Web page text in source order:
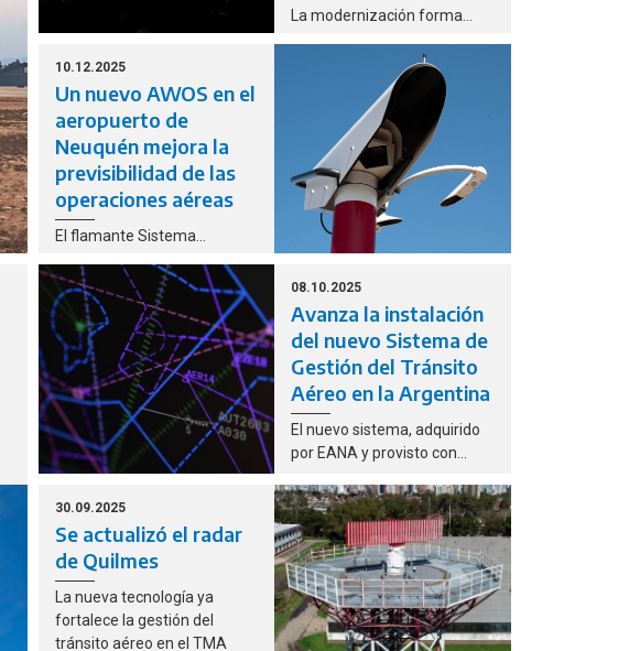
La modernización forma
de Actualización del Sistema
Radar y de Vigilancia Aérea,
que contempla la renovación
de 22 radares distribuidos en
todo el territorio nacional.
10.12.2025
Un nuevo AWOS en el
aeropuerto de
Neuquén mejora la
previsibilidad de las
operaciones aéreas
El flamante Sistema
Meteorológica instalado
beneficia la conectividad
aérea en la región y permite
reducir desvíos y
cancelaciones de vuelos por
cuestiones climáticas.
08.10.2025
Avanza la instalación
del nuevo Sistema de
Gestión del Tránsito
Aéreo en la Argentina
El nuevo sistema, adquirido
por EANA y provisto con
planificación, supervisión y
control del tráfico aéreo con
mayor eficiencia y
sostenibilidad.
30.09.2025
Se actualizó el radar
de Quilmes
La nueva tecnología ya
fortalece la gestión del
tránsito aéreo en el TMA